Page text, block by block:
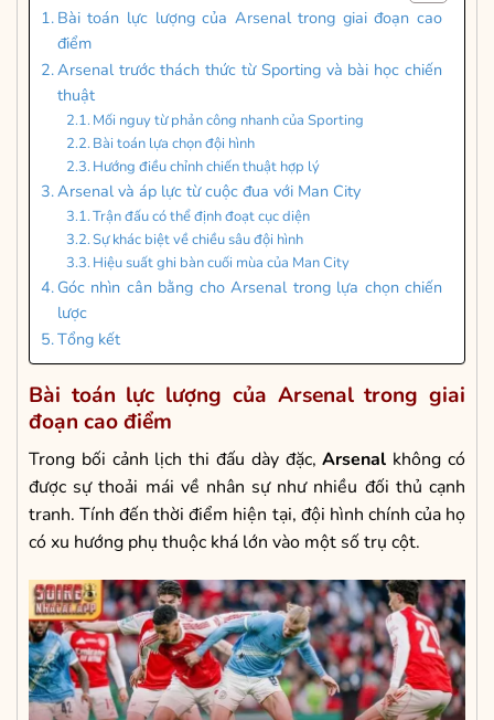
Bài toán lực lượng của Arsenal trong giai đoạn cao
điểm
Arsenal trước thách thức từ Sporting và bài học chiến
thuật
Mối nguy từ phản công nhanh của Sporting
Bài toán lựa chọn đội hình
Hướng điều chỉnh chiến thuật hợp lý
Arsenal và áp lực từ cuộc đua với Man City
Trận đấu có thể định đoạt cục diện
Sự khác biệt về chiều sâu đội hình
Hiệu suất ghi bàn cuối mùa của Man City
Góc nhìn cân bằng cho Arsenal trong lựa chọn chiến
lược
Tổng kết
Bài toán lực lượng của Arsenal trong giai
đoạn cao điểm
Trong bối cảnh lịch thi đấu dày đặc,Arsenal không có
được sự thoải mái về nhân sự như nhiều đối thủ cạnh
tranh. Tính đến thời điểm hiện tại, đội hình chính của họ
có xu hướng phụ thuộc khá lớn vào một số trụ cột.